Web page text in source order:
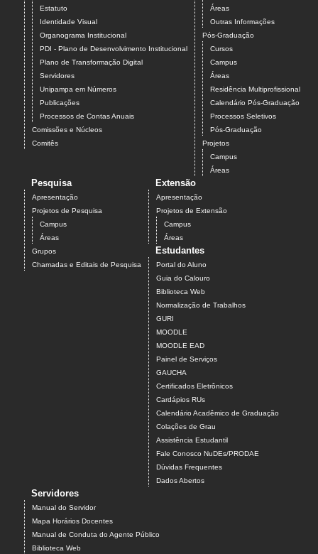
Estatuto
Identidade Visual
Organograma Institucional
PDI - Plano de Desenvolvimento Institucional
Plano de Transformação Digital
Servidores
Unipampa em Números
Publicações
Processos de Contas Anuais
Comissões e Núcleos
Comitês
Áreas
Outras Informações
Pós-Graduação
Cursos
Campus
Áreas
Residência Multiprofissional
Calendário Pós-Graduação
Processos Seletivos
Pós-Graduação
Projetos
Campus
Áreas
Pesquisa
Apresentação
Projetos de Pesquisa
Campus
Áreas
Grupos
Chamadas e Editais de Pesquisa
Extensão
Apresentação
Projetos de Extensão
Campus
Áreas
Estudantes
Portal do Aluno
Guia do Calouro
Biblioteca Web
Normalização de Trabalhos
GURI
MOODLE
MOODLE EAD
Painel de Serviços
GAUCHA
Certificados Eletrônicos
Cardápios RUs
Calendário Acadêmico de Graduação
Colações de Grau
Assistência Estudantil
Fale Conosco NuDEs/PRODAE
Dúvidas Frequentes
Dados Abertos
Servidores
Manual do Servidor
Mapa Horários Docentes
Manual de Conduta do Agente Público
Biblioteca Web